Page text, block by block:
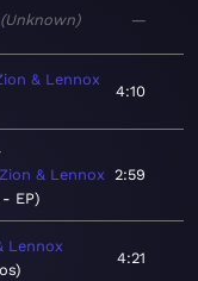
Unknown —
& Lennox
4:10
& Lennox
EP
2:59
Lennox
4:21